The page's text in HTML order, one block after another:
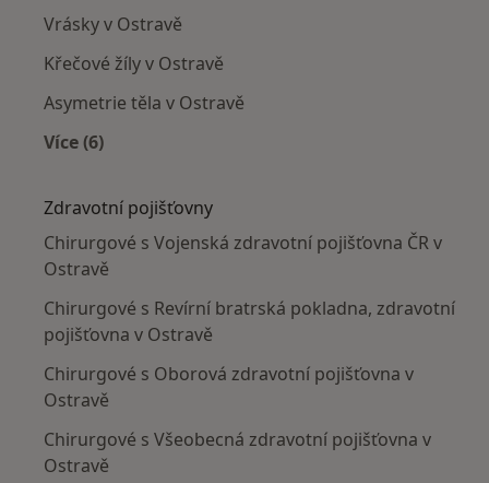
Vrásky v Ostravě
Křečové žíly v Ostravě
Asymetrie těla v Ostravě
Více (6)
Zdravotní pojišťovny
Chirurgové s Vojenská zdravotní pojišťovna ČR v
Ostravě
Chirurgové s Revírní bratrská pokladna, zdravotní
pojišťovna v Ostravě
Chirurgové s Oborová zdravotní pojišťovna v
Ostravě
Chirurgové s Všeobecná zdravotní pojišťovna v
Ostravě